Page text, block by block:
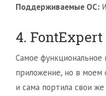
Поддерживаемые ОС:
4. FontExpert
Самое функциональное
приложение, но в моем
и сама портила свои